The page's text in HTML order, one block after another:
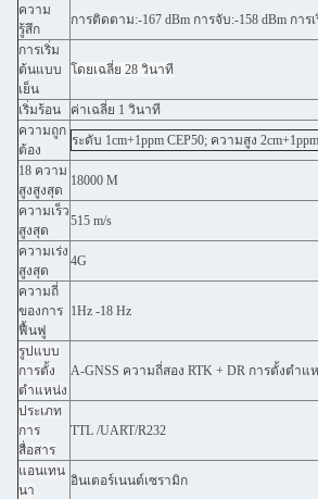
ความ
รู้สึก
การติดตาม:-167 dBm การจับ:-158 dBm การ
การเริ่ม
ต้นแบบ
เย็น
โดยเฉลี่ย 28 วินาที
เริ่มร้อน
ค่าเฉลี่ย 1 วินาที
ความถูก
ต้อง
ระดับ 1cm+1ppm CEP50; ความสูง
18 ความ
สูงสูงสุด
18000 M
ความเร็ว
สูงสุด
515 m/s
ความเร่ง
สูงสุด
4G
ความถี่
ของการ
ฟื้นฟู
1Hz -18 Hz
รูปแบบ
การตั้ง
ตําแหน่ง
A-GNSS ความถี่สอง RTK + DR การตั้งตํา
ประเภท
การ
สื่อสาร
TTL /UART/R232
แอนเทน
นา
อินเตอร์เนนต์เซรามิก